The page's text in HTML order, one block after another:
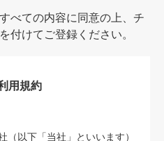
べての内容に同意の上、チ
付けてご登録ください。
用規約
以下「当社」といいます）